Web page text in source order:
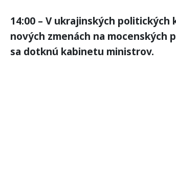
14:00 – V ukrajinských
nových zmenách na mocenských
sa dotknú kabinetu ministrov.